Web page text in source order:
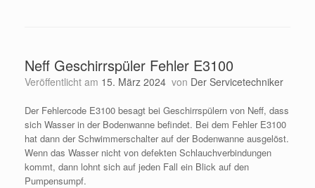
Neff Geschirrspüler Fehler E3100
Veröffentlicht am 15. März 2024 von Der Servicetechniker
Der Fehlercode E3100 besagt bei Geschirrspülern von Neff, dass
sich Wasser in der Bodenwanne befindet. Bei dem Fehler E3100
hat dann der Schwimmerschalter auf der Bodenwanne ausgelöst.
Wenn das Wasser nicht von defekten Schlauchverbindungen
kommt, dann lohnt sich auf jeden Fall ein Blick auf den
Pumpensumpf.